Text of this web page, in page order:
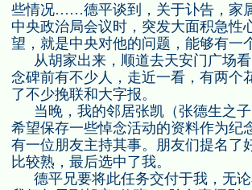
些情况……德平谈到，关于讣告，家
中央政治局会议时，突发大面积急性
望，就是中央对他的问题，能够有一
从胡家出来，顺道去天安门广场
念碑前有不少人，走近一看，有两个
了不少挽联和大字报。
当晚，我的邻居张凯（张德生之
希望保存一些悼念活动的资料作为纪
有一位朋友主持其事。朋友们提名了
比较熟，最后选中了我。
德平兄要将此任务交付于我，无